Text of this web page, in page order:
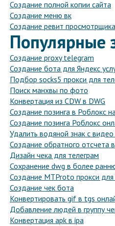
Создание полной копии сайта
Создание меню вк
Создание ревит просмотрщика
Популярные
Создание proxy telegram
Создание бота для Яндекс
Подбор socks5 прокси для
Поиск манхвы по фото
Конвертация из CDW в DWG
Создание позинга в Роблокс
Создание позинга Роблокс
Удалить водяной знак с
Создание обратного отсчета
Дизайн чека для телеграм
Сохранение dwg в более
Создание MTProto прокси
Создание чек бота
Конвертировать gif в tgs
Добавление людей в группу
Конвертация apk в ipa